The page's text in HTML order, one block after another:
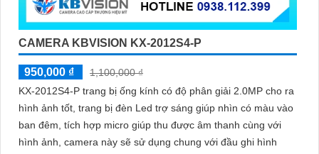
CAMERA KBVISION KX-2012S4-P
950,000 ₫
1,100,000 ₫
KX-2012S4-P trang bị ống kính có độ phân giải 2.0MP cho ra
hình ảnh tốt, trang bị đèn Led trợ sáng giúp nhìn có màu vào
ban đêm, tích hợp micro giúp thu được âm thanh cùng với
hình ảnh, camera này sẽ sử dụng chung với đầu ghi hình